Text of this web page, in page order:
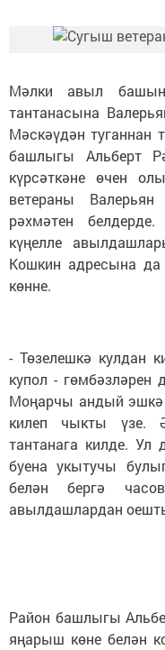
Мәлки авыл
тантанасына
Мәскәүдән туганнан
башлыгы Альберт
күрсәткәне өчен
ветераны
рәхмәтен
күңелле
Кошкин адресына
көнне.
- Төзелешкә кулдан
купол -
Моңарчы андый
килеп чыкты үзе.
тантанага килде. Ул
буена укытучы
белән бергә
авылдашлардан
Район башлыгы
яңарыш көне белән